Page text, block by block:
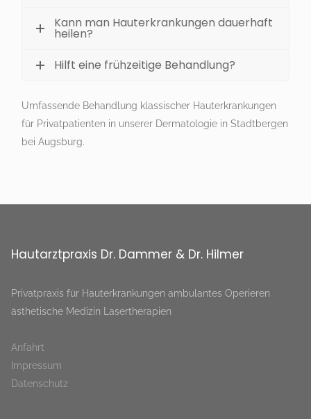
Kann man Hauterkrankungen dauerhaft
heilen?
Hilft eine frühzeitige Behandlung?
Umfassende Behandlung klassischer Hauterkrankungen
für Privatpatienten in unserer Dermatologie in Stadtbergen
bei Augsburg.
Hautarztpraxis Dr. Dammer & Dr. Hilmer
Privatpraxis für Hauterkrankungen ambulantes Operieren
ästhetische Medizin Lasertherapien
Anfahrt
Impressum
Datenschutz